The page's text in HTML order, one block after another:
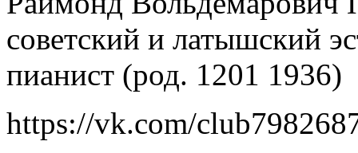
советский и латышский
пианист (род. 1201 1936)
https://vk.com/